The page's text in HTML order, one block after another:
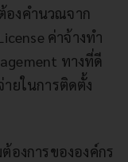
องคำนวณจาก
ค่าจ้างทำ
ทางที่ดี
ยในการติดตั้ง
องการขององค์กร